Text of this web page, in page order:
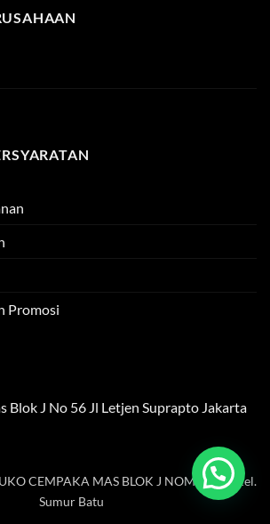
Promosi
Blok J No 56 Jl Letjen Suprapto Jakarta
CEMPAKA MAS BLOK J NOMOR 56, Kel.
Sumur Batu